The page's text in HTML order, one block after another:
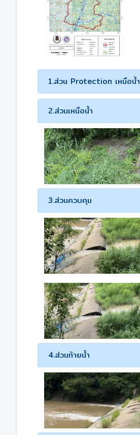
1.ส่วน Protection เหนือน้ำ
2.ส่วนเหนือน้ำ
3.ส่วนควบคุม
4.ส่วนท้ายน้ำ